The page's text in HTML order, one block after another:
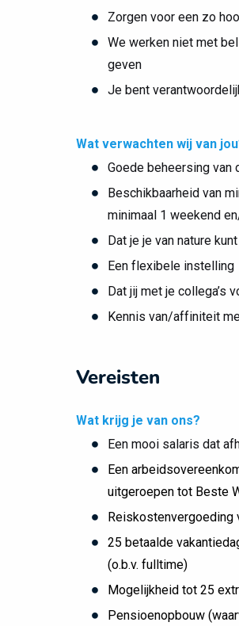
Zorgen voor een zo
We werken niet met
geven
Je bent
Wat verwachten wij van
Goede beheersing van
Beschikbaarheid van
minimaal 1 weekend
Dat je je van nature
Een flexibele instelling
Dat jij met je collega’s
Kennis van/affiniteit
Vereisten
Wat krijg je van ons?
Een mooi salaris dat
Een
uitgeroepen tot Beste
Reiskostenvergoeding
25 betaalde
(o.b.v. fulltime)
Mogelijkheid tot 25
Pensioenopbouw